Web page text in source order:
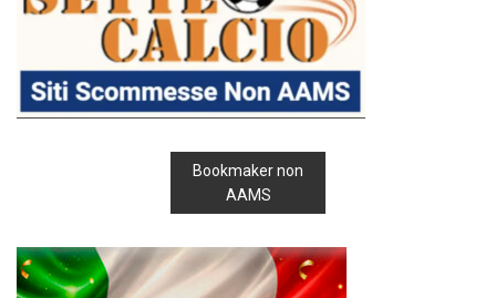
Bookmaker non
AAMS